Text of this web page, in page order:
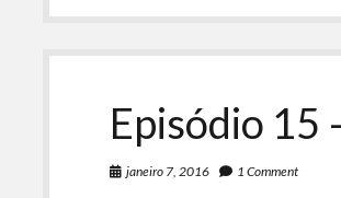
Episódio 15
janeiro 7, 2016 1 Comment